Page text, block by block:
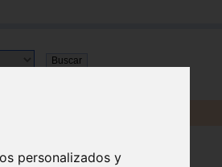
personalizados y